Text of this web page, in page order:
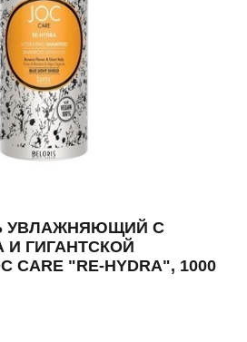
УВЛАЖНЯЮЩИЙ С
ГИГАНТСКОЙ
"RE-HYDRA", 1000